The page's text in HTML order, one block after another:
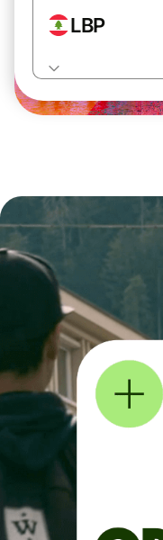
LBP